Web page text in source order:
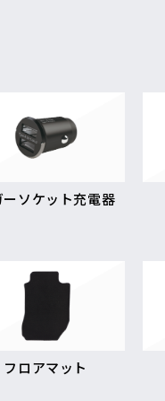
ーソケット充電器
フロアマット